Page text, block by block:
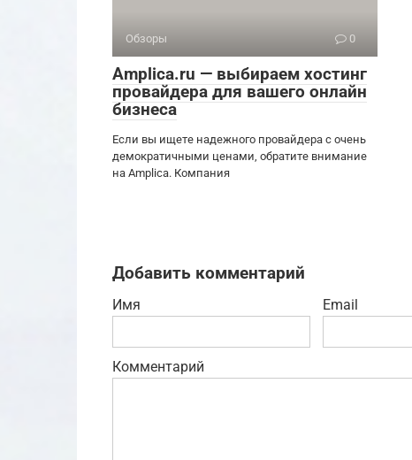
Обзоры 0
Amplica.ru — выбираем хостинг
провайдера для вашего онлайн
бизнеса
Если вы ищете надежного провайдера с очень
демократичными ценами, обратите внимание
на Amplica. Компания
Добавить комментарий
Имя Email
Комментарий